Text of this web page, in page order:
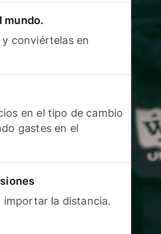
mundo.
conviértelas en
en el tipo de cambio
gastes en el
importar la distancia.